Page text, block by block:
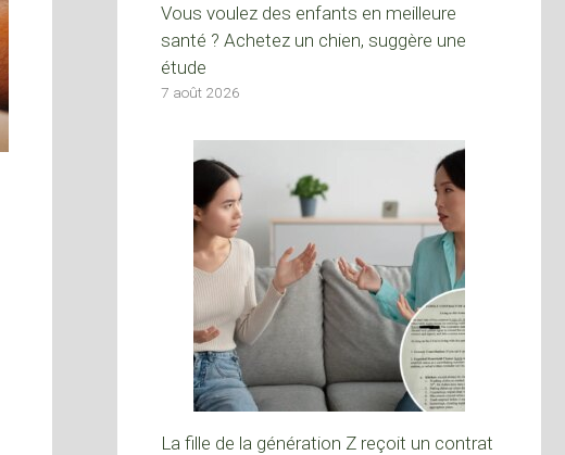
Vous voulez des enfants en meilleure
santé ? Achetez un chien, suggère une
étude
7 août 2026
La fille de la génération Z reçoit un contrat